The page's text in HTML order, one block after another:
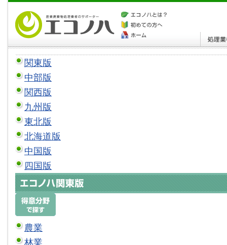
関東版
中部版
関西版
九州版
東北版
北海道版
中国版
四国版
農業
林業